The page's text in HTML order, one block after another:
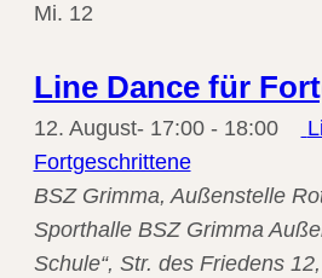
Mi. 12
Line Dance für
12. August- 17:00- 18:00
Fortgeschrittene
BSZ Grimma, Außenstelle
Sporthalle BSZ Grimma
Schule“, Str. des Friedens